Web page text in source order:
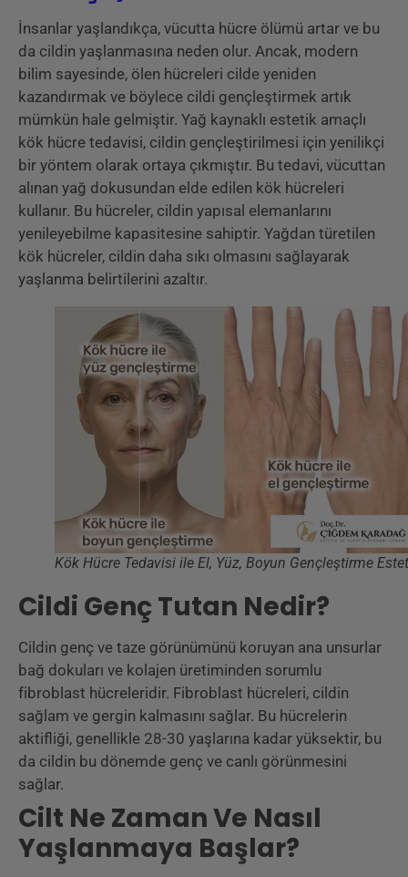
İnsanlar yaşlandıkça, vücutta hücre ölümü artar ve bu
da cildin yaşlanmasına neden olur. Ancak, modern
bilim sayesinde, ölen hücreleri cilde yeniden
kazandırmak ve böylece cildi gençleştirmek artık
mümkün hale gelmiştir. Yağ kaynaklı estetik amaçlı
kök hücre tedavisi, cildin gençleştirilmesi için yenilikçi
bir yöntem olarak ortaya çıkmıştır. Bu tedavi, vücuttan
alınan yağ dokusundan elde edilen kök hücreleri
kullanır. Bu hücreler, cildin yapısal elemanlarını
yenileyebilme kapasitesine sahiptir. Yağdan türetilen
kök hücreler, cildin daha sıkı olmasını sağlayarak
yaşlanma belirtilerini azaltır.
Kök Hücre Tedavisi ile El, Yüz, Boyun Gençleştirme
Cildi Genç Tutan Nedir?
Cildin genç ve taze görünümünü koruyan ana unsurlar
bağ dokuları ve kolajen üretiminden sorumlu
fibroblast hücreleridir. Fibroblast hücreleri, cildin
sağlam ve gergin kalmasını sağlar. Bu hücrelerin
aktifliği, genellikle 28-30 yaşlarına kadar yüksektir, bu
da cildin bu dönemde genç ve canlı görünmesini
sağlar.
Cilt Ne Zaman Ve Nasıl
Yaşlanmaya Başlar?